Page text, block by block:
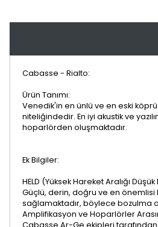
Cabasse - Rialto:
Ürün Tanımı:
Venedik'in en ünlü ve en eski
niteliğindedir. En iyi akustik ve
hoparlörden oluşmaktadır.
Ek Bilgiler:
HELD (Yüksek Hareket Aralığı
Güçlü, derin, doğru ve en önemlisi
sağlamaktadır, böylece bozulma
Amplifikasyon ve Hoparlörler
Cabasse Ar-Ge ekipleri